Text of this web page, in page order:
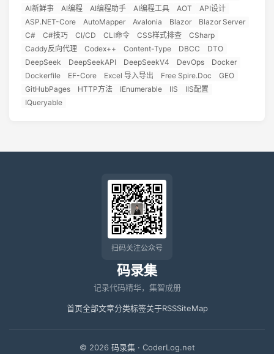
AI新鲜事
AI编程 AI编程助手 AI编程工具 AOT
API设计
ASP.NET-Core
AutoMapper Avalonia Blazor
Blazor Server
C#
C#技巧 CI/CD CLI命令 CSS样式排查
CSharp
Caddy反向代理
Codex++ Content-Type DBCC
DTO
DeepSeek
DeepSeekAPI DeepSeekV4 DevOps
Docker
Dockerfile
EF-Core Excel 导入导出 Free Spire.Doc
GEO
GitHubPages
HTTP方法 IEnumerable IIS
IIS配置
IQueryable
码录集
记录代码精华，集智成册
首页全部文章分类标签关于RSSSiteMap
扫码关注公众号
© 2026 码录集· CoderLog.net